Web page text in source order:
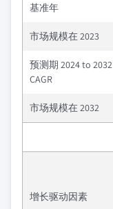
基准年
市场规模在 2023
预测期 2024 to 2032
CAGR
市场规模在 2032
增长驱动因素